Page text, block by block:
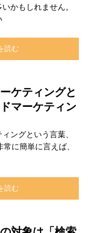
かもしれません。
読む
ケティングと
マーケティン
ングという言葉、
に簡単に言えば、
読む